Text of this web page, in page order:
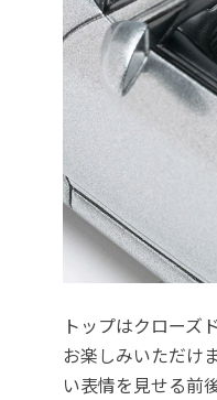
トップはクローズ
お楽しみいただけ
い表情を見せる前